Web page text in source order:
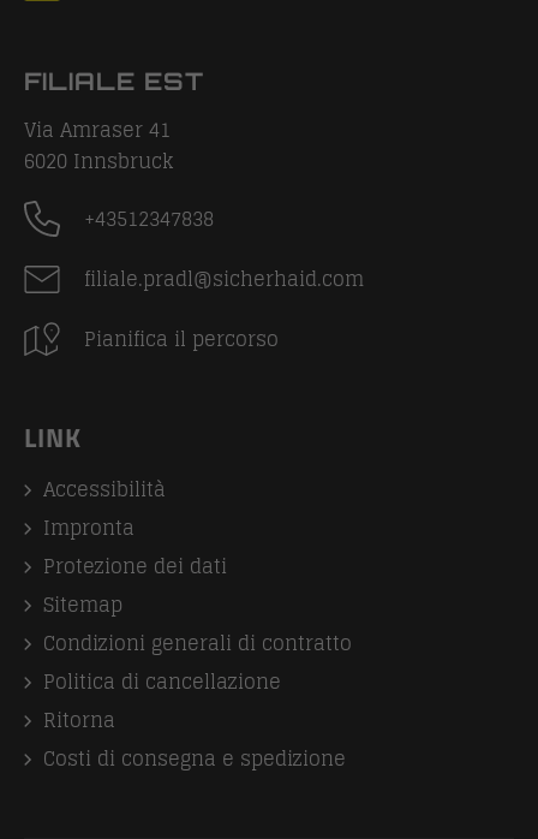
FILIALE EST
Via Amraser 41
6020 Innsbruck
+43512347838
filiale.pradl@sicherhaid.com
Pianifica il percorso
LINK
Accessibilità
Impronta
Protezione dei dati
Sitemap
Condizioni generali di contratto
Politica di cancellazione
Ritorna
Costi di consegna e spedizione